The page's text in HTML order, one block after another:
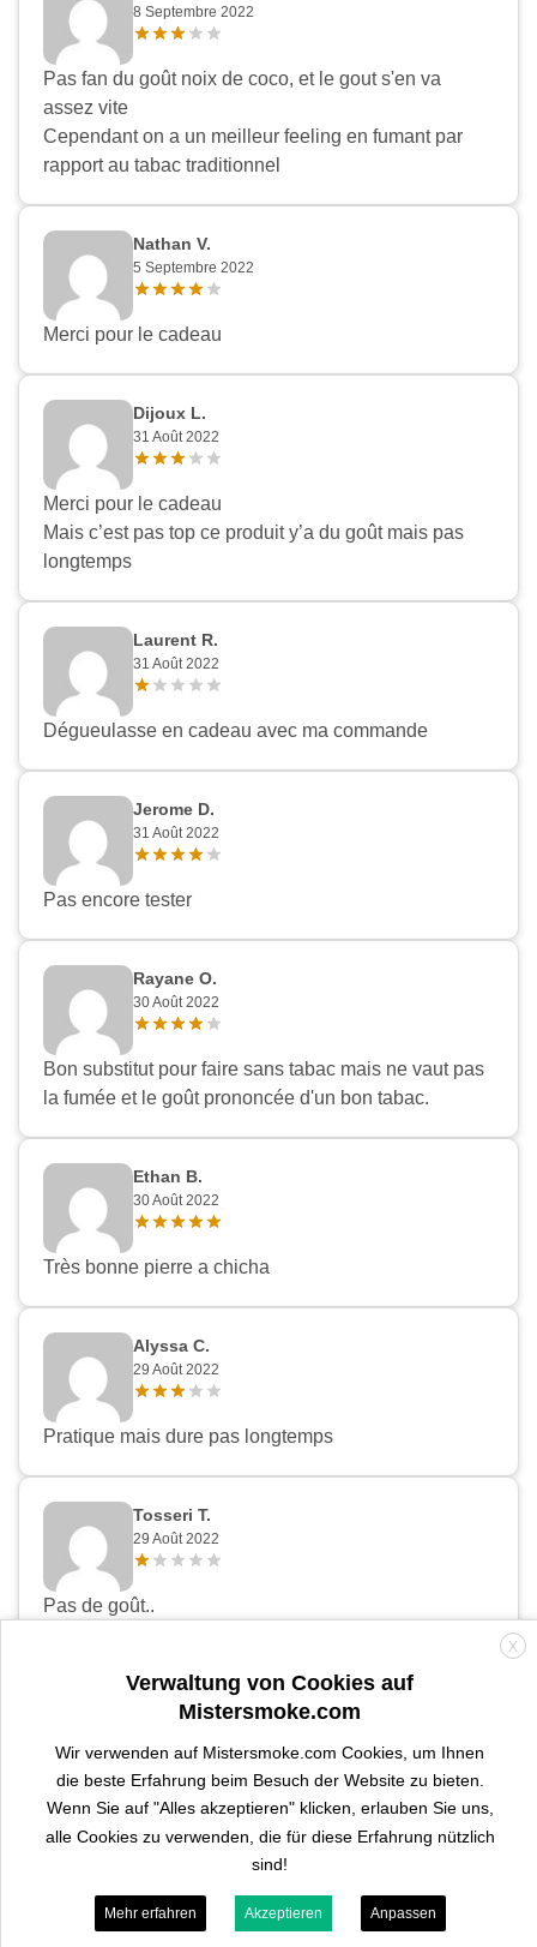
8 Septembre 2022
Pas fan du goût noix de coco, et le gout s'en va
assez vite
Cependant on a un meilleur feeling en fumant par
rapport au tabac traditionnel
Nathan V.
5 Septembre 2022
Merci pour le cadeau
Dijoux L.
31 Août 2022
Merci pour le cadeau
Mais c’est pas top ce produit y’a du goût mais pas
longtemps
Laurent R.
31 Août 2022
Dégueulasse en cadeau avec ma commande
Jerome D.
31 Août 2022
Pas encore tester
Rayane O.
30 Août 2022
Bon substitut pour faire sans tabac mais ne vaut pas
la fumée et le goût prononcée d'un bon tabac.
Ethan B.
30 Août 2022
Très bonne pierre a chicha
Alyssa C.
29 Août 2022
Pratique mais dure pas longtemps
Tosseri T.
29 Août 2022
Pas de goût..
Loic T.
29 Août 2022
Pas top les pierres
X
Verwaltung von Cookies auf
Mistersmoke.com
Wir verwenden auf Mistersmoke.com Cookies, um Ihnen
die beste Erfahrung beim Besuch der Website zu bieten.
Wenn Sie auf "Alles akzeptieren" klicken, erlauben Sie uns,
alle Cookies zu verwenden, die für diese Erfahrung nützlich
sind!
Mehr erfahren Akzeptieren Anpassen